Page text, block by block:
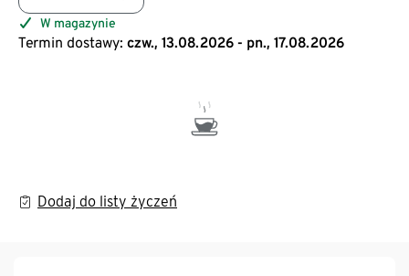
W magazynie
Termin dostawy: czw., 13.08.2026 - pn., 17.08.2026
Dodaj do listy życzeń